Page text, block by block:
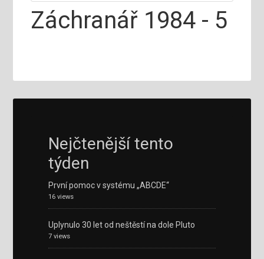
Záchranář 1984 - 5
Nejčtenější tento
týden
První pomoc v systému „ABCDE“
16 views
Uplynulo 30 let od neštěstí na dole Pluto
7 views